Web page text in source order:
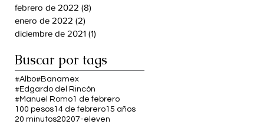
febrero de 2022 (8)
enero de 2022 (2)
diciembre de 2021 (1)
Buscar por tags
#Albo#Banamex
#Edgardo del Rincón
#Manuel Romo1 de febrero
100 pesos14 de febrero15 años
20 minutos20207-eleven